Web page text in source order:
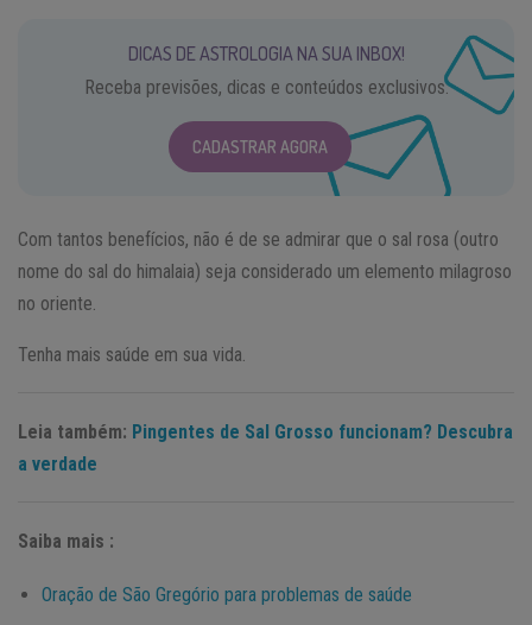
DICAS DE ASTROLOGIA NA SUA INBOX!
Receba previsões, dicas e conteúdos exclusivos.
CADASTRAR AGORA
Com tantos benefícios, não é de se admirar que o sal rosa (outro
nome do sal do himalaia) seja considerado um elemento milagroso
no oriente.
Tenha mais saúde em sua vida.
Leia também: Pingentes de Sal Grosso funcionam? Descubra
a verdade
Saiba mais :
Oração de São Gregório para problemas de saúde